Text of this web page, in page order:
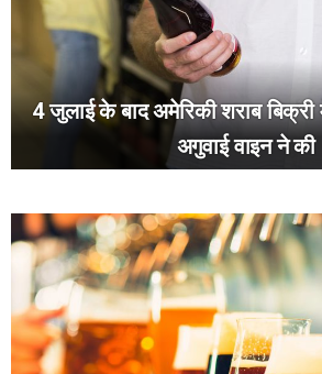
4 जुलाई के बाद अमेरिकी शराब बिक्री
अगुवाई वाइन ने की